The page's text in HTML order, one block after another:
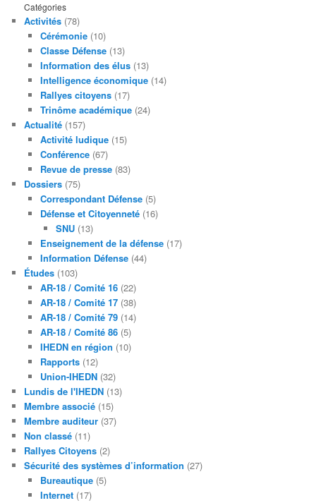
Catégories
Activités (78)
Cérémonie(10)
Classe Défense(13)
Information des élus(13)
Intelligence économique(14)
Rallyes citoyens(17)
Trinôme académique(24)
Actualité (157)
Activité ludique(15)
Conférence(67)
Revue de presse(83)
Dossiers (75)
Correspondant Défense(5)
Défense et Citoyenneté(16)
SNU (13)
Enseignement de la défense(17)
Information Défense(44)
Études (103)
AR-18 / Comité 16(22)
AR-18 / Comité 17(38)
AR-18 / Comité 79(14)
AR-18 / Comité 86(5)
IHEDN en région (10)
Rapports(12)
Union-IHEDN(32)
Lundis de l'IHEDN (13)
Membre associé (15)
Membre auditeur (37)
Non classé (11)
Rallyes Citoyens (2)
Sécurité des systèmes d’information (27)
Bureautique(5)
Internet(17)